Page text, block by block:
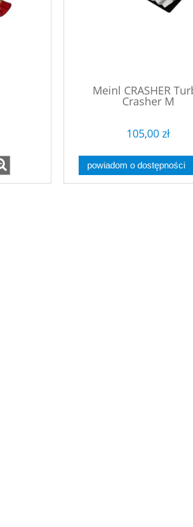
Meinl CRASHER
Crasher M
105,00 zł
powiadom o dostępności